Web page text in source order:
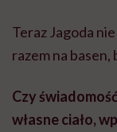
Teraz Jagoda
razem na basen,
Czy
własne ciało,